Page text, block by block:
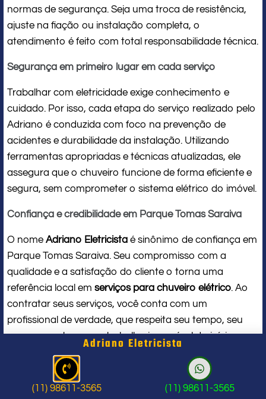
normas de segurança. Seja uma troca de resistência,
ajuste na fiação ou instalação completa, o
atendimento é feito com total responsabilidade técnica.
Segurança em primeiro lugar em cada serviço
Trabalhar com eletricidade exige conhecimento e
cuidado. Por isso, cada etapa do serviço realizado pelo
Adriano é conduzida com foco na prevenção de
acidentes e durabilidade da instalação. Utilizando
ferramentas apropriadas e técnicas atualizadas, ele
assegura que o chuveiro funcione de forma eficiente e
segura, sem comprometer o sistema elétrico do imóvel.
Confiança e credibilidade em Parque Tomas Saraiva
O nome Adriano Eletricista é sinônimo de confiança em
Parque Tomas Saraiva. Seu compromisso com a
qualidade e a satisfação do cliente o torna uma
referência local em serviços para chuveiro elétrico. Ao
contratar seus serviços, você conta com um
profissional de verdade, que respeita seu tempo, seu
espaço e entrega um trabalho impecável do início ao
Problema com chuveiro: sinais que
Adriano Eletricista
(11) 98611-3565 (11) 98611-3565